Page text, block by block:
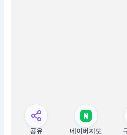
공유 네이버지도